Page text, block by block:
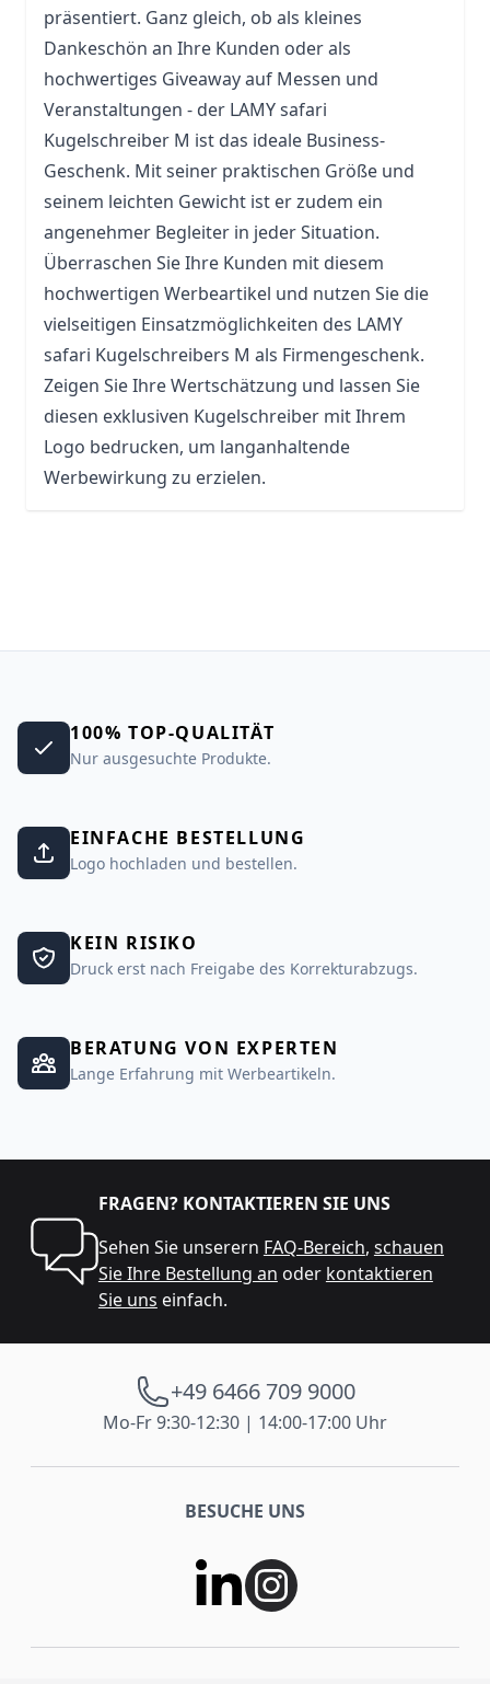
präsentiert. Ganz gleich, ob als kleines
Dankeschön an Ihre Kunden oder als
hochwertiges Giveaway auf Messen und
Veranstaltungen - der LAMY safari
Kugelschreiber M ist das ideale Business-
Geschenk. Mit seiner praktischen Größe und
seinem leichten Gewicht ist er zudem ein
angenehmer Begleiter in jeder Situation.
Überraschen Sie Ihre Kunden mit diesem
hochwertigen Werbeartikel und nutzen Sie die
vielseitigen Einsatzmöglichkeiten des LAMY
safari Kugelschreibers M als Firmengeschenk.
Zeigen Sie Ihre Wertschätzung und lassen Sie
diesen exklusiven Kugelschreiber mit Ihrem
Logo bedrucken, um langanhaltende
Werbewirkung zu erzielen.
100% TOP-QUALITÄT
Nur ausgesuchte Produkte.
EINFACHE BESTELLUNG
Logo hochladen und bestellen.
KEIN RISIKO
Druck erst nach Freigabe des Korrekturabzugs.
BERATUNG VON EXPERTEN
Lange Erfahrung mit Werbeartikeln.
FRAGEN? KONTAKTIEREN SIE UNS
Sehen Sie unserern FAQ-Bereich, schauen
Sie Ihre Bestellung an oder kontaktieren
Sie uns einfach.
+49 6466 709 9000
Mo-Fr 9:30-12:30 | 14:00-17:00 Uhr
BESUCHE UNS